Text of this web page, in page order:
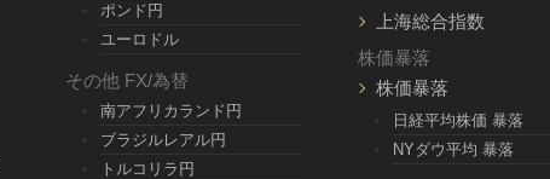
ポンド円
ユーロドル
その他 FX/為替
南アフリカランド円
ブラジルレアル円
トルコリラ円
上海総合指数
株価暴落
株価暴落
日経平均株価 暴落
NYダウ平均 暴落